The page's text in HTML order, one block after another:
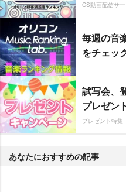
CS動画配信サ
毎週の音
をチェッ
試写会、
プレゼン
プレゼント特集
あなたにおすすめの記事